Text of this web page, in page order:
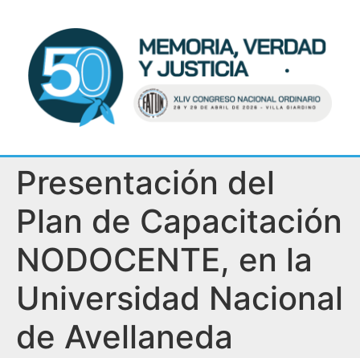
Presentación del
Plan de Capacitación
NODOCENTE, en la
Universidad Nacional
de Avellaneda